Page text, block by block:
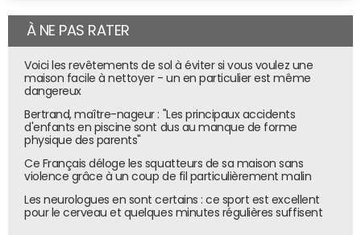
À NE PAS RATER
Voici les revêtements de sol à éviter si vous voulez une
maison facile à nettoyer - un en particulier est même
dangereux
Bertrand, maître-nageur : "Les principaux accidents
d'enfants en piscine sont dus au manque de forme
physique des parents"
Ce Français déloge les squatteurs de sa maison sans
violence grâce à un coup de fil particulièrement malin
Les neurologues en sont certains : ce sport est excellent
pour le cerveau et quelques minutes régulières suffisent